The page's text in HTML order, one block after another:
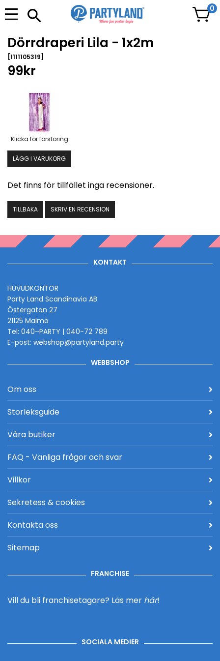
0
Dörrdraperi Lila - 1x2m
[1111105319]
99kr
Klicka för förstoring
LÄGG I VARUKORG
Det finns för tillfället inga recensioner.
TILLBAKA SKRIV EN RECENSION
KONTAKT
HUVUDKONTOR
Party Land Scandinavia AB
Östergatan 27
21125 Malmö
Tel: 040–PARTY | 040-72 789
E-post: webshop@partyland.party
WEBBSHOP
Om oss
Storleksguide
Våra butiker
FAQ - Vanliga frågor och svar
Villkor
Sekretess & cookies
Kontakta oss
Sitemap
FRANCHISE
Vill du bli franchisetagare? Läs mer här!
SOCIALA MEDIER